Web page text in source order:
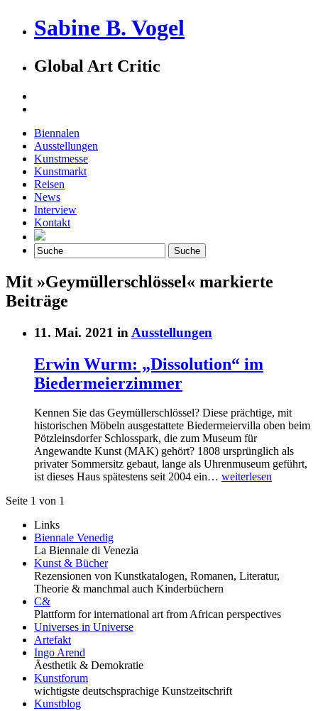
Sabine B. Vogel
Global Art Critic
Biennalen
Ausstellungen
Kunstmesse
Kunstmarkt
Reisen
News
Interview
Kontakt
Mit »Geymüllerschlössel« markierte
Beiträge
11. Mai. 2021 in Ausstellungen
Erwin Wurm: „Dissolution“ im
Biedermeierzimmer
Kennen Sie das Geymüllerschlössel? Diese prächtige, mit
historischen Möbeln ausgestattete Biedermeiervilla oben beim
Pötzleinsdorfer Schlosspark, die zum Museum für
Angewandte Kunst (MAK) gehört? 1808 ursprünglich als
privater Sommersitz gebaut, lange als Uhrenmuseum geführt,
ist dieses Haus spätestens seit 2004 ein… weiterlesen
Seite 1 von 1
Links
Biennale Venedig
La Biennale di Venezia
Kunst & Bücher
Rezensionen von Kunstkatalogen, Romanen, Literatur,
Theorie & manchmal auch Kinderbüchern
C&
Plattform for international art from African perspectives
Universes in Universe
Artefakt
Ingo Arend
Äesthetik & Demokratie
Kunstforum
wichtigste deutschsprachige Kunstzeitschrift
Kunstblog